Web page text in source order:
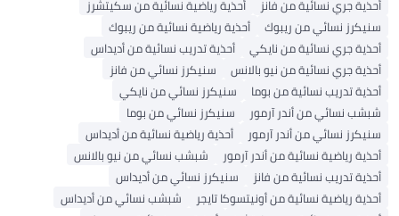
أحذية جري نسائية من فانز
أحذية رياضية نسائية من سكيتشرز
سنيكرز نسائي من ريبوك
أحذية رياضية نسائية من ريبوك
أحذية جري نسائية من نايكي
أحذية تدريب نسائية من أديداس
أحذية جري نسائية من نيو بالانس
سنيكرز نسائي من فانز
أحذية تدريب نسائية من بوما
سنيكرز نسائي من نايكي
شبشب نسائي من أندر آرمور
سنيكرز نسائي من بوما
سنيكرز نسائي من أندر آرمور
أحذية رياضية نسائية من أديداس
أحذية رياضية نسائية من أندر آرمور
شبشب نسائي من نيو بالانس
أحذية تدريب نسائية من فانز
سنيكرز نسائي من أديداس
أحذية رياضية نسائية من أونيتسوكا تايجر
شبشب نسائي من أديداس